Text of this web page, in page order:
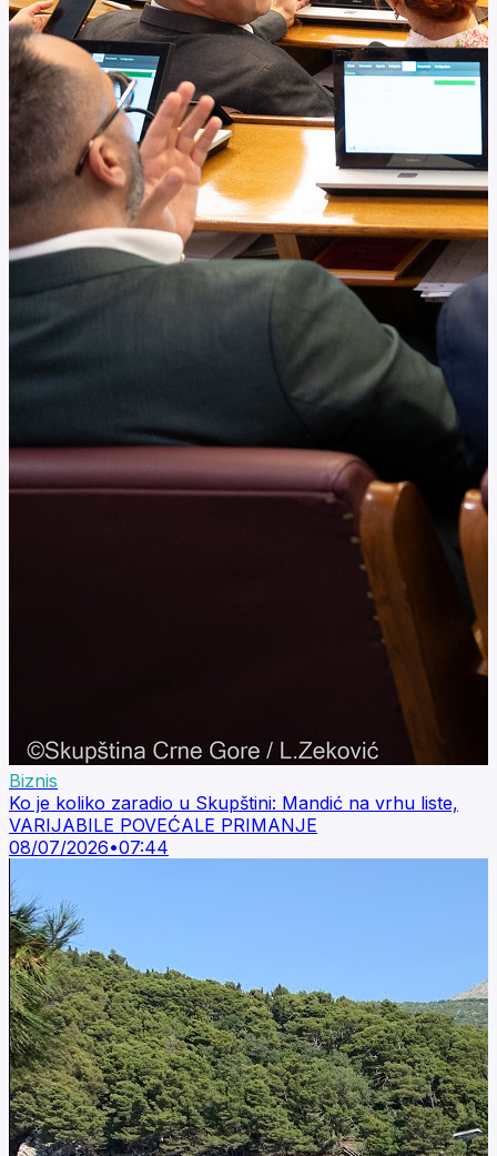
Biznis
Ko je koliko zaradio u Skupštini: Mandić na vrhu liste,
VARIJABILE POVEĆALE PRIMANJE
08/07/2026•07:44